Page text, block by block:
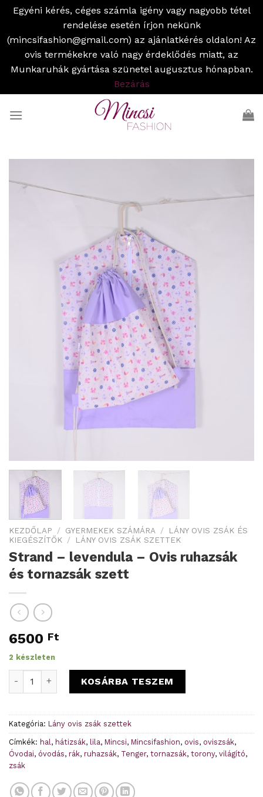
Egyéni kérés, céges számla igény vagy nagyobb tétel
rendelése esetén írjon nekünk
(mincsifashion@gmail.com) az ajánlatkérés oldalon! Az
ovis termékekre való nagy érdeklődés miatt, az
Munkaruhák gyártása szünetel augusztus hónapban.
Bezárás
KEZDŐLAP / GYERMEKEK SZÁMÁRA /
LÁNY OVIS ZSÁK ÉS
KIEGÉSZÍTŐK / LÁNY OVIS ZSÁK SZETTEK
Strand – levendula – Ovis ruhazsák
és tornazsák szett
6500 Ft
2 készleten
Strand - levendula - Ovis ruhazsák és tornazsák szett
KOSÁRBA TESZEM
Kategória: Lány ovis zsák szettek
Címkék: hal, hátizsák, lila, Mincsi, Mincsifashion, ovis, oviszsák,
Óvodai, óvodás, rák, ruhazsák, Tenger, tornazsák, torony, világító,
zsák